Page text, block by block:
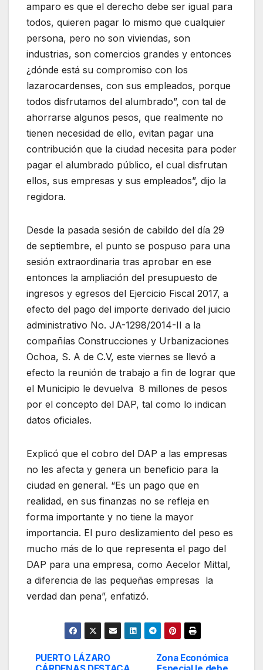
amparo es que el derecho debe ser igual para
todos, quieren pagar lo mismo que cualquier
persona, pero no son viviendas, son
industrias, son comercios grandes y entonces
¿dónde está su compromiso con los
lazarocardenses, con sus empleados, porque
todos disfrutamos del alumbrado”, con tal de
ahorrarse algunos pesos, que realmente no
tienen necesidad de ello, evitan pagar una
contribución que la ciudad necesita para poder
pagar el alumbrado público, el cual disfrutan
ellos, sus empresas y sus empleados”, dijo la
regidora.
Desde la pasada sesión de cabildo del día 29
de septiembre, el punto se pospuso para una
sesión extraordinaria tras aprobar en ese
entonces la ampliación del presupuesto de
ingresos y egresos del Ejercicio Fiscal 2017, a
efecto del pago del importe derivado del juicio
administrativo No. JA-1298/2014-II a la
compañías Construcciones y Urbanizaciones
Ochoa, S. A de C.V, este viernes se llevó a
efecto la reunión de trabajo a fin de lograr que
el Municipio le devuelva 8 millones de pesos
por el concepto del DAP, tal como lo indican
datos oficiales.
Explicó que el cobro del DAP a las empresas
no les afecta y genera un beneficio para la
ciudad en general. “Es un pago que en
realidad, en sus finanzas no se refleja en
forma importante y no tiene la mayor
importancia. El puro deslizamiento del peso es
mucho más de lo que representa el pago del
DAP para una empresa, como Aecelor Mittal,
a diferencia de las pequeñas empresas la
verdad dan pena”, enfatizó.
Navegación
Zona Económica
PUERTO LÁZARO